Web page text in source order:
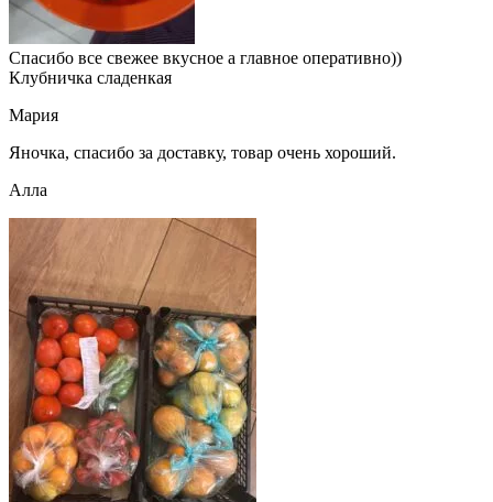
Спасибо все свежее вкусное а главное оперативно))
Клубничка сладенкая
Мария
Яночка, спасибо за доставку, товар очень хороший.
Алла